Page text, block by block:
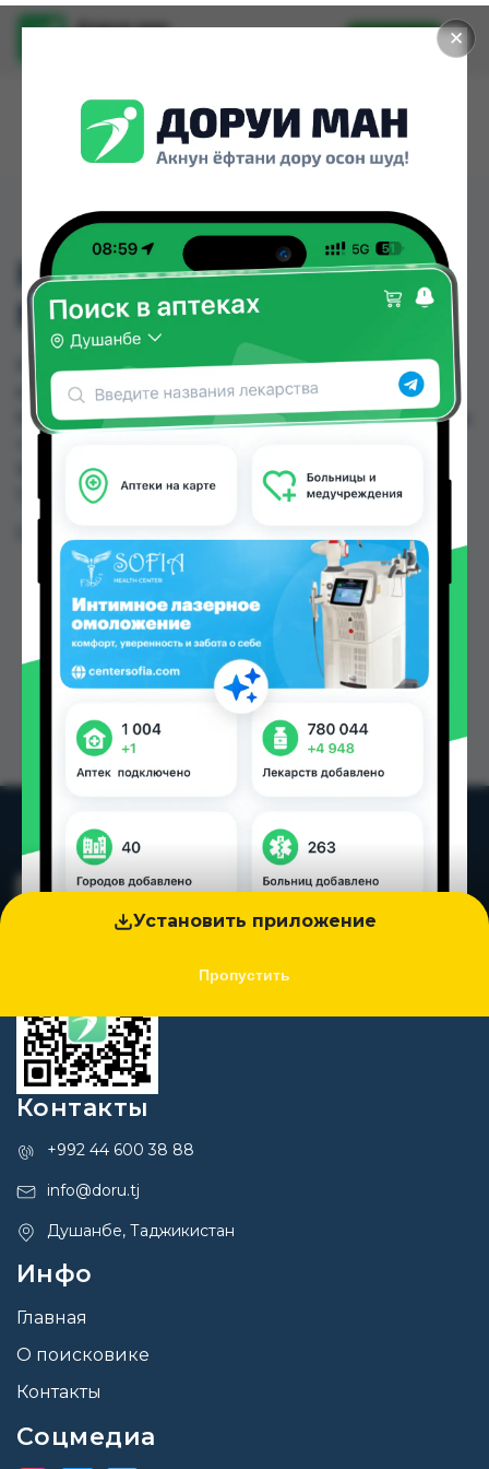
✕
Установить приложение
Пропустить
Доруи ман
Установить
КАРВЕДИЛОЛ ТБ 25 МГ
№30
КАРВЕДИЛОЛ ТБ 25 МГ №30 можно купить или
заказать в аптеках, GS Дорухона, Абубакри
Карим, Авиценна, АЗИЗ ВАКО , Алишер-К, Аптека
16.10 TJS в Душанбе и других городах
Таджикистана
Контакты
+992 44 600 38 88
info@doru.tj
Душанбе, Таджикистан
Инфо
Главная
О поисковике
Контакты
Соцмедиа